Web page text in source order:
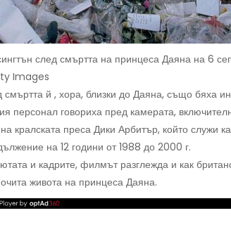
след смъртта на принцеса Даяна на 6
Images
й , хора, близки до Даяна, също бяха
персонал говориха пред камерата,
кралската преса Дики Арбитър, който служи
на 12 години от 1988 до 2000 г.
и кадрите, филмът разглежда и как
живота на принцеса Даяна.